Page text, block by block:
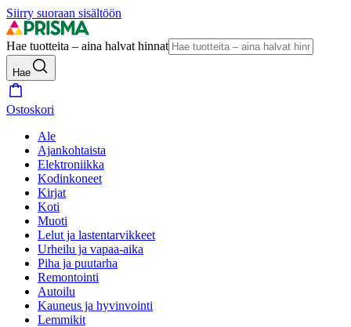
Siirry suoraan sisältöön
Hae tuotteita – aina halvat hinnat
Hae
Ostoskori
Ale
Ajankohtaista
Elektroniikka
Kodinkoneet
Kirjat
Koti
Muoti
Lelut ja lastentarvikkeet
Urheilu ja vapaa-aika
Piha ja puutarha
Remontointi
Autoilu
Kauneus ja hyvinvointi
Lemmikit